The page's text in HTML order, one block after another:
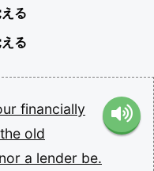
る
る
financially
the old
nor a lender be.